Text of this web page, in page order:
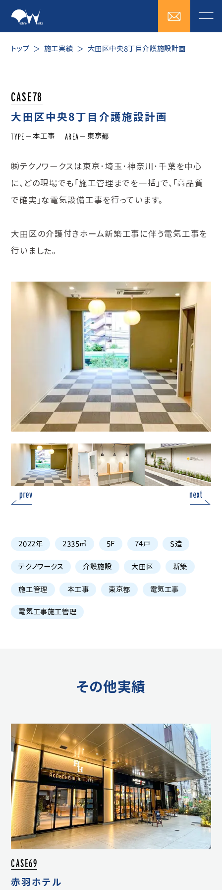
トップ 施工実績 大田区中央8丁目介護施設計画
CASE78
大田区中央8丁目介護施設計画
TYPE 本工事 AREA 東京都
㈱テクノワークスは東京･埼玉･神奈川･千葉を中心
に、どの現場でも「施工管理までを一括」で、「高品質
で確実」な電気設備工事を行っています。
大田区の介護付きホーム新築工事に伴う電気工事を
行いました。
2022年 2335㎡ 5F 74戸 S造
テクノワークス 介護施設 大田区 新築
施工管理 本工事 東京都 電気工事
電気工事施工管理
その他実績
CASE69
赤羽ホテル